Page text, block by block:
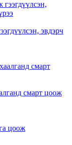
эвдэрч
смарт цоож